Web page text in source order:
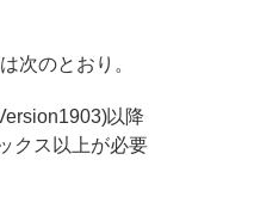
次のとおり。
以降
クス以上が必要